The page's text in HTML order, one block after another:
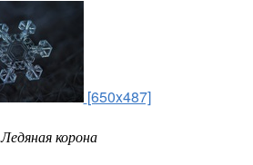
[650x487]
Ледяная корона